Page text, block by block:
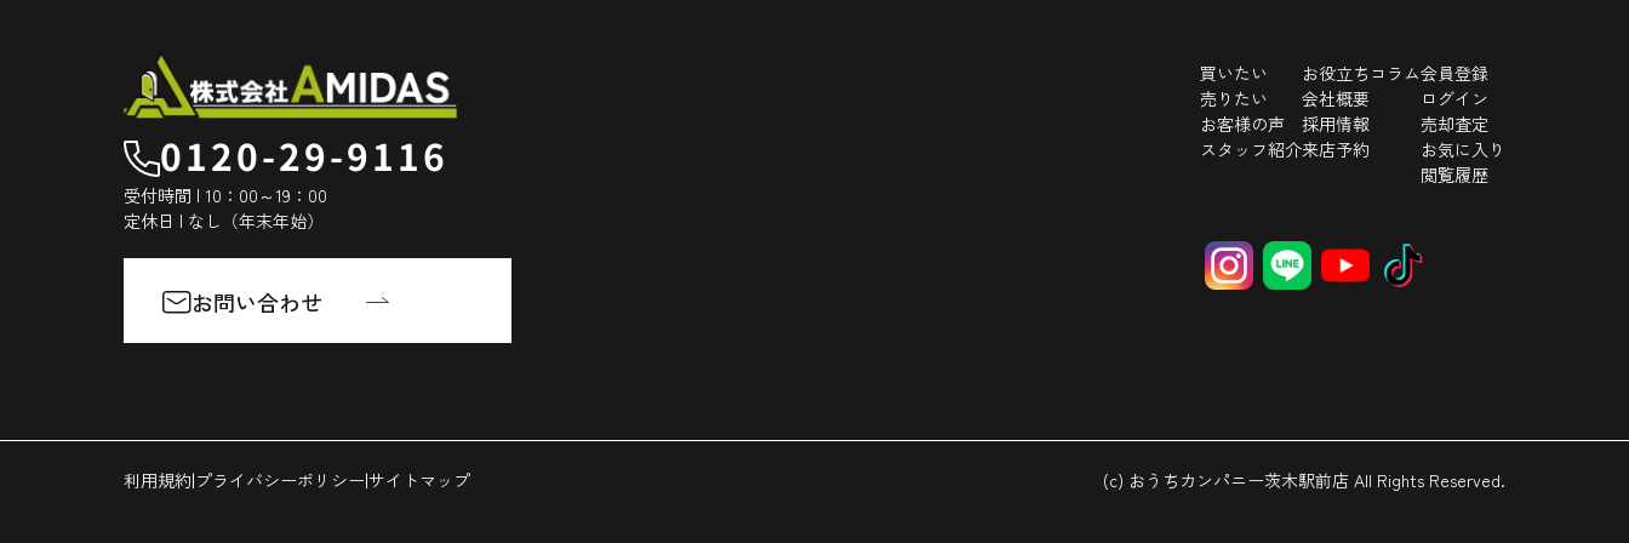
0120-29-9116
受付時間 | 10：00～19：00
定休日 | なし（年末年始）
お問い合わせ
買いたい
売りたい
お客様の声
スタッフ紹介
お役立ちコラム
会社概要
採用情報
来店予約
会員登録
ログイン
売却査定
お気に入り
閲覧履歴
利用規約|プライバシーポリシー|サイトマップ (c) おうちカンパニー茨木駅前店 All Rights Reserved.